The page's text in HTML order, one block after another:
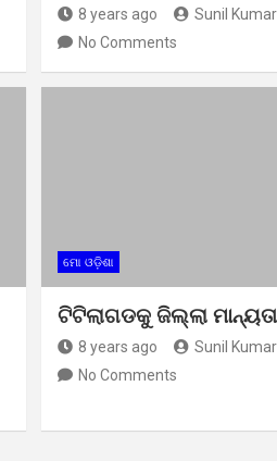
8 years ago
Sunil
No Comments
ମୋ ଓଡ଼ିଶା
ଟିଟିଲାଗଡକୁ ଜିଲ୍ଲା
8 years ago
Sunil
No Comments